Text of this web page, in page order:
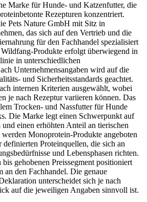
Marke für Hunde- und Katzenfutter, die
Rezepturen konzentriert.
Pets Nature GmbH mit Sitz in
das sich auf den Vertrieb und die
für den Fachhandel spezialisiert
Produkte erfolgt überwiegend in
in unterschiedlichen
Unternehmensangaben wird auf die
und Sicherheitsstandards geachtet.
internen Kriterien ausgewählt, wobei
je nach Rezeptur variieren können. Das
Trocken- und Nassfutter für Hunde
Die Marke legt einen Schwerpunkt auf
und einen erhöhten Anteil an tierischen
Monoprotein-Produkte angeboten
Proteinquellen, die sich an
und Lebensphasen richten.
gehobenen Preissegment positioniert
an den Fachhandel. Die genaue
unterscheidet sich je nach
auf die jeweiligen Angaben sinnvoll ist.